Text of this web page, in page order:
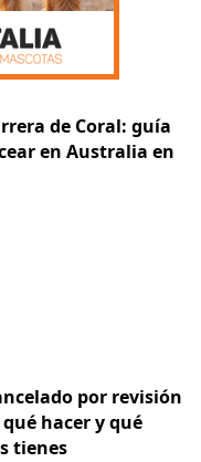
de Coral: guía
en Australia en
por revisión
hacer y qué
tienes